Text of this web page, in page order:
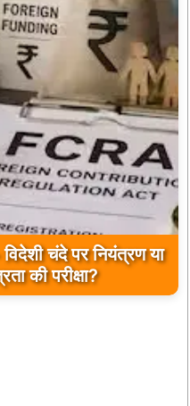
के किले में जनसुराज